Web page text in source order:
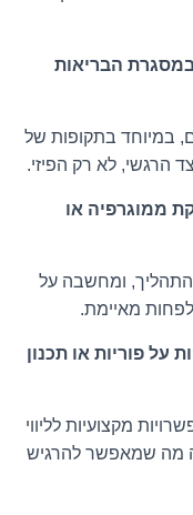
הבריאות
במיוחד בתקופות של
הרגשי, לא רק הפיזי.
ממוגרפיה או
ומחשבה על
מאיימת.
על פוריות או תכנון
מקצועיות לליווי
מה שמאפשר להרגיש